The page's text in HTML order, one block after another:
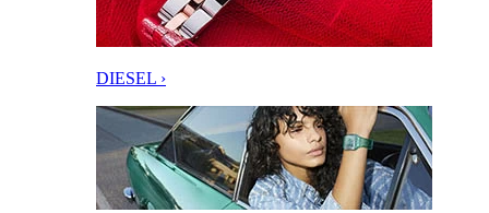
DIESEL ›